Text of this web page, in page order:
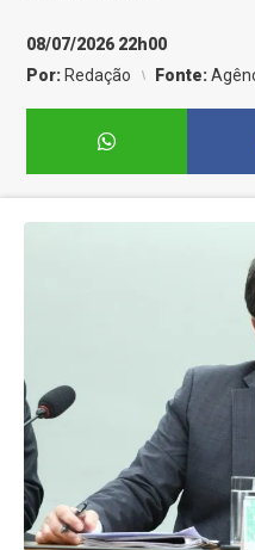
08/07/2026 22h00
Por: Redação Fonte: